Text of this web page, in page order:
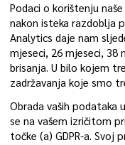
Podaci o korištenju
nakon isteka razdoblja
Analytics daje nam
mjeseci, 26 mjeseci, 38
brisanja. U bilo kojem
zadržavanja koje smo
Obrada vaših
se na vašem izričitom
točke (a) GDPR-a.